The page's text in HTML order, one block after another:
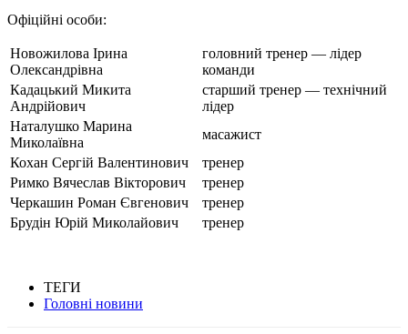
Офіційні особи:
Новожилова Ірина
Олександрівна
головний тренер — лідер
команди
Кадацький Микита
Андрійович
старший тренер — технічний
лідер
Наталушко Марина
Миколаївна
масажист
Кохан Сергій Валентинович
тренер
Римко Вячеслав Вікторович
тренер
Черкашин Роман Євгенович
тренер
Брудін Юрій Миколайович
тренер
ТЕГИ
Головні новини